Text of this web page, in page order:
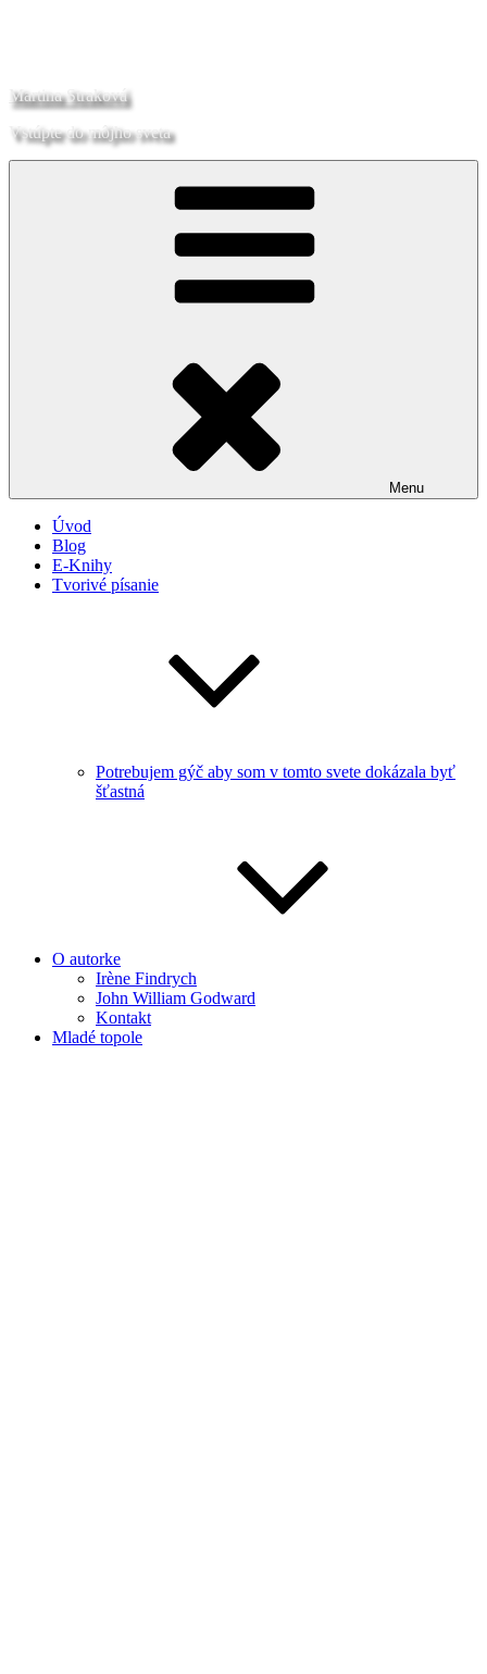
Martina Straková
Vstúpte do môjho sveta
Menu
Úvod
Blog
E-Knihy
Tvorivé písanie
Potrebujem gýč aby som v tomto svete dokázala byť
šťastná
O autorke
Irène Findrych
John William Godward
Kontakt
Mladé topole